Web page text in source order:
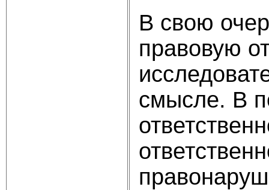
В свою
правовую
смысле. В